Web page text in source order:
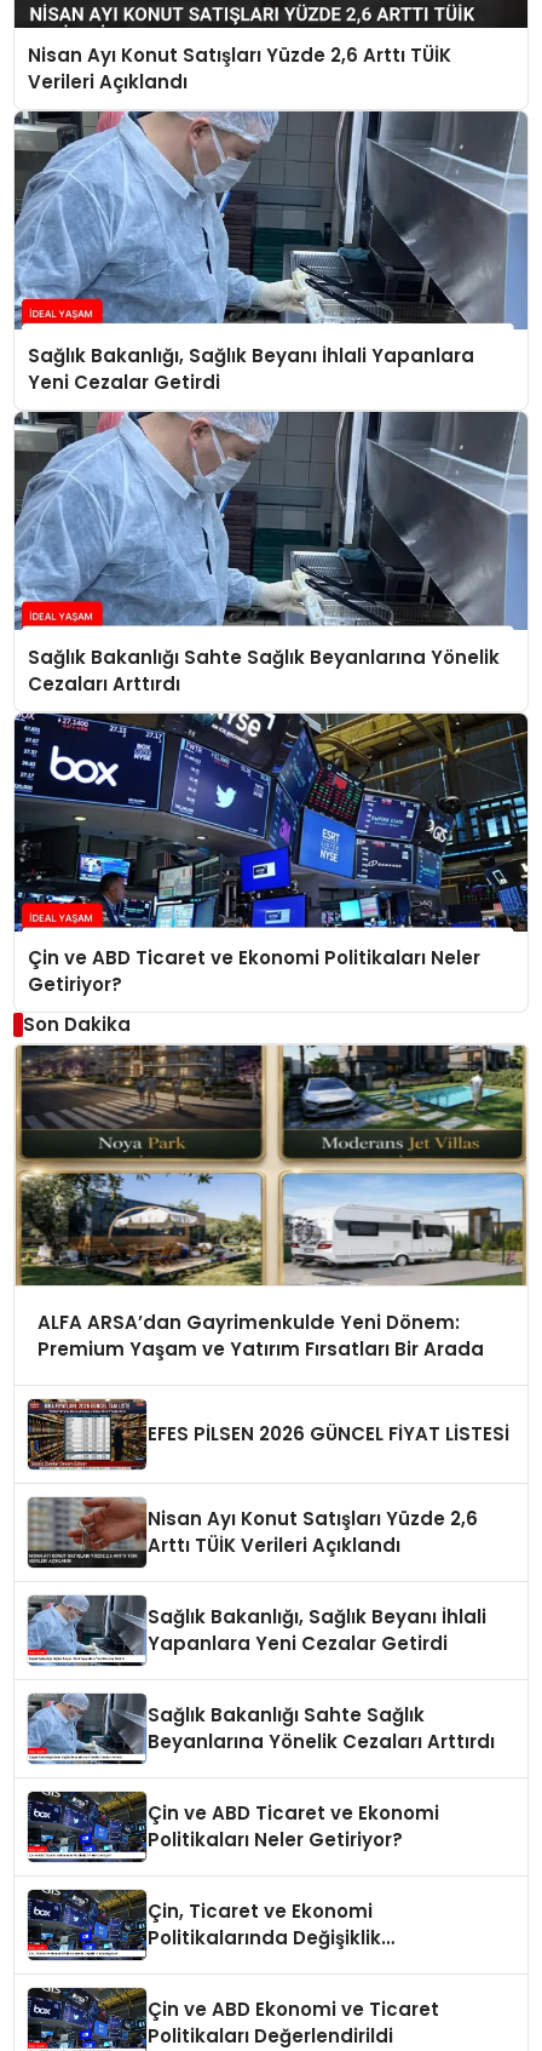
Nisan Ayı Konut Satışları Yüzde 2,6 Arttı TÜİK
Verileri Açıklandı
Sağlık Bakanlığı, Sağlık Beyanı İhlali Yapanlara
Yeni Cezalar Getirdi
Sağlık Bakanlığı Sahte Sağlık Beyanlarına Yönelik
Cezaları Arttırdı
Çin ve ABD Ticaret ve Ekonomi Politikaları Neler
Getiriyor?
Son Dakika
ALFA ARSA’dan Gayrimenkulde Yeni Dönem:
Premium Yaşam ve Yatırım Fırsatları Bir Arada
EFES PİLSEN 2026 GÜNCEL FİYAT LİSTESİ
Nisan Ayı Konut Satışları Yüzde 2,6
Arttı TÜİK Verileri Açıklandı
Sağlık Bakanlığı, Sağlık Beyanı İhlali
Yapanlara Yeni Cezalar Getirdi
Sağlık Bakanlığı Sahte Sağlık
Beyanlarına Yönelik Cezaları Arttırdı
Çin ve ABD Ticaret ve Ekonomi
Politikaları Neler Getiriyor?
Çin, Ticaret ve Ekonomi
Politikalarında Değişiklik
Çin ve ABD Ekonomi ve Ticaret
Politikaları Değerlendirildi